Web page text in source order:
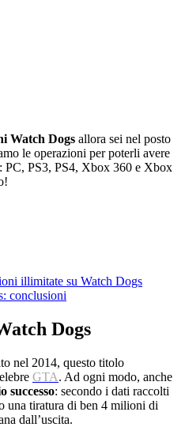
Watch Dogs allora sei nel posto
le operazioni per poterli avere
PC, PS3, PS4, Xbox 360 e Xbox
illimitate su Watch Dogs
conclusioni
Dogs
nel 2014, questo titolo
GTA. Ad ogni modo, anche
successo: secondo i dati raccolti
una tiratura di ben 4 milioni di
dall’uscita.